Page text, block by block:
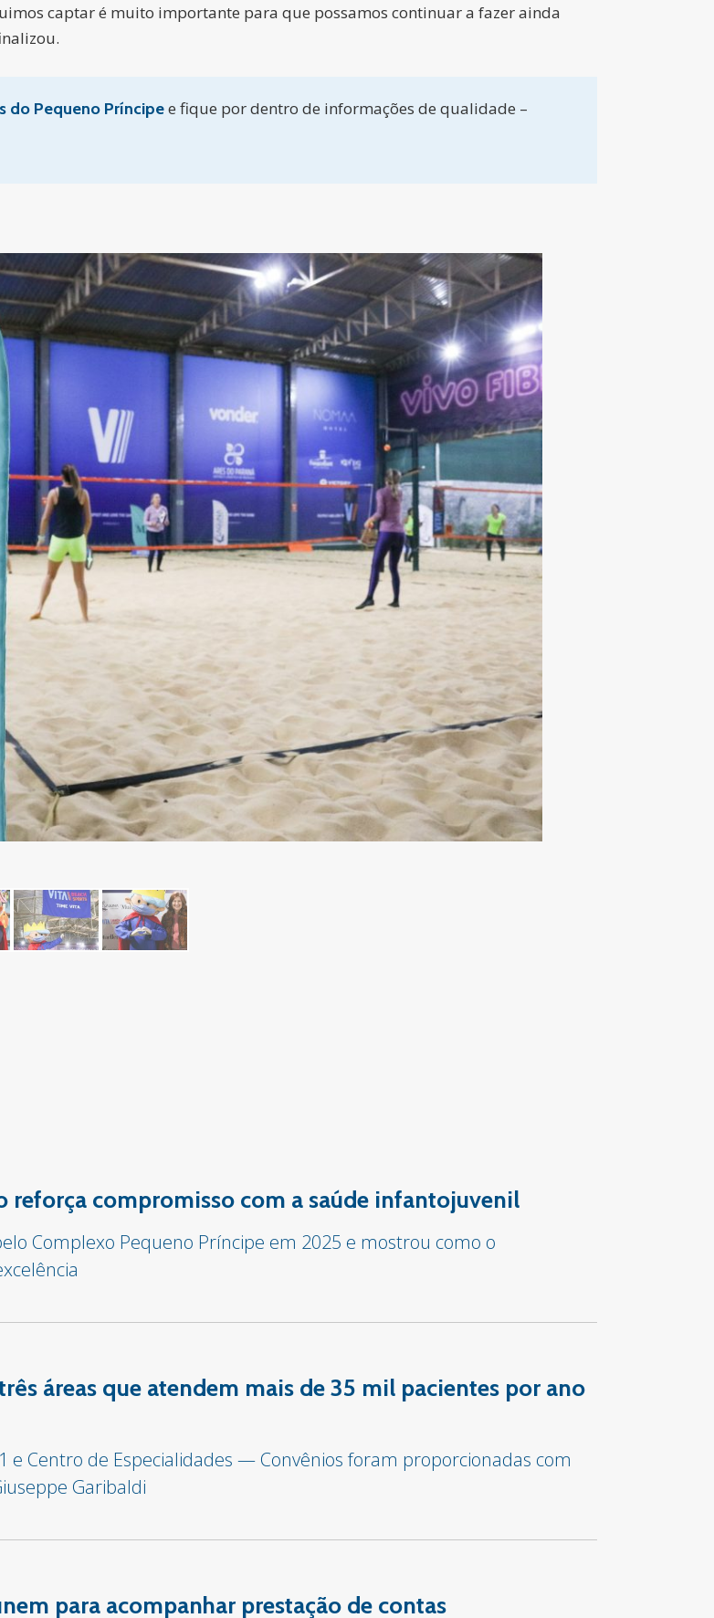
captar é muito importante para que possamos continuar a fazer ainda
do Pequeno Príncipee fique por dentro de informações de qualidade –
reforça compromisso com a saúde infantojuvenil
Complexo Pequeno Príncipe em 2025 e mostrou como o
áreas que atendem mais de 35 mil pacientes por ano
Centro de Especialidades — Convênios foram proporcionadas com
Garibaldi
para acompanhar prestação de contas